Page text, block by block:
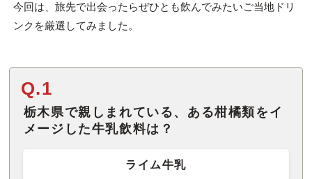
今回は、旅先で出会ったらぜひとも飲んでみたいご当地ドリ
ンクを厳選してみました。
Q.1
栃木県で親しまれている、ある柑橘類をイ
メージした牛乳飲料は？
ライム牛乳